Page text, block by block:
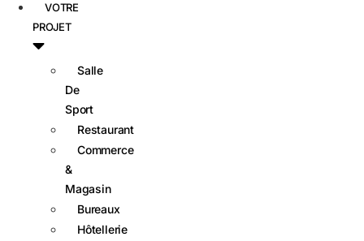
VOTRE
PROJET
Salle
De
Sport
Restaurant
Commerce
&
Magasin
Bureaux
Hôtellerie